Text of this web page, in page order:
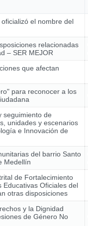
el nombre del
relacionadas
– SER MEJOR
que afectan
para reconocer a los
seguimiento de
unidades y escenarios
e Innovación de
del barrio Santo
Medellín
de Fortalecimiento
Educativas Oficiales del
otras disposiciones
y la Dignidad
de Género No